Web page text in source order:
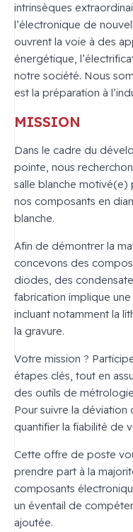
intrinsèques
l’électronique de
ouvrent la voie à des
énergétique,
notre société. Nous
est la préparation à
MISSION
Dans le cadre du
pointe, nous
salle blanche motivé(e)
nos composants en
blanche.
Afin de démontrer la
concevons des
diodes, des
fabrication implique
incluant notamment la
la gravure.
Votre mission ?
étapes clés, tout en
des outils de
Pour suivre la
quantifier la fiabilité de
Cette offre de poste
prendre part à la
composants
un éventail de
ajoutée.